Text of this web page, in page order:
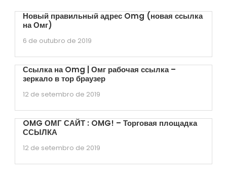
Новый правильный адрес Omg (новая ссылка
на Омг)
6 de outubro de 2019
Ссылка на Omg | Омг рабочая ссылка –
зеркало в тор браузер
12 de setembro de 2019
OMG ОМГ САЙТ : OMG! – Торговая площадка
ССЫЛКА
12 de setembro de 2019